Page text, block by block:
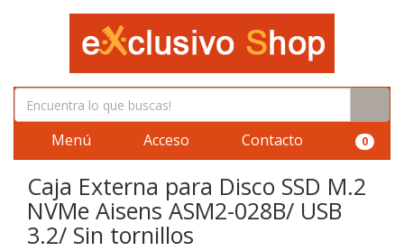
Menú Acceso Contacto 0
Caja Externa para Disco SSD M.2
NVMe Aisens ASM2-028B/ USB
3.2/ Sin tornillos